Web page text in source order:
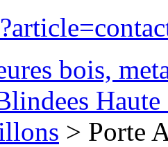
bois,
> Porte